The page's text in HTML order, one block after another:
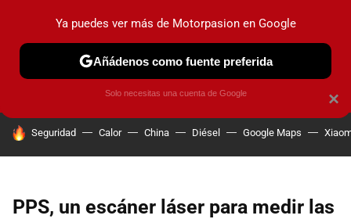
PRUEBAS COCHES ELÉCTRICOS OBSERVATORIO
HOY SE HABLA DE
Seguridad Calor China Diésel Google Maps
PPS, un escáner láser para medir las
×
Ya puedes ver más de Motorpasion en Google
Añádenos como fuente preferida
Solo necesitas una cuenta de Google